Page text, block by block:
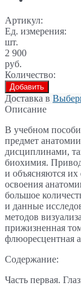
Артикул:
Ед. измерения:
шт.
2 900
руб.
Количество:
Добавить
Доставка в
Описание
В учебном
предмет анатомии
дисциплинами,
биохимия.
и объясняются их
освоения
большое
и данные
методов
прижизненная
флюоресцентная
Содержание:
Часть первая.